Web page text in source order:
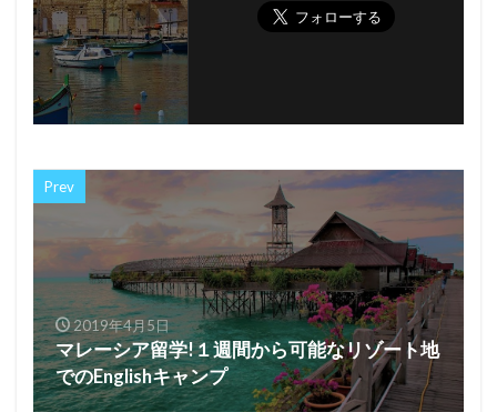
Prev
2019年4月5日
マレーシア留学!１週間から可能なリゾート地
でのEnglishキャンプ